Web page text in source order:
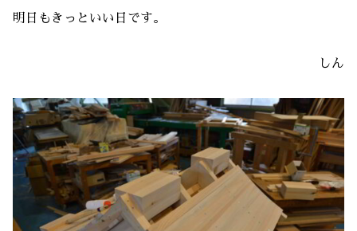
明日もきっといい日です。
しん